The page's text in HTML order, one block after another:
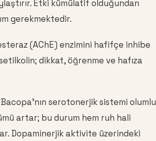
Etki kümülatif olduğundan
gerekmektedir.
(AChE) enzimini hafifçe inhibe
dikkat, öğrenme ve hafıza
Bacopa'nın serotonerjik sistemi olumlu
artar; bu durum hem ruh hali
Dopaminerjik aktivite üzerindeki